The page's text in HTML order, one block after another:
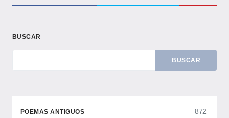
BUSCAR
BUSCAR
POEMAS ANTIGUOS 872